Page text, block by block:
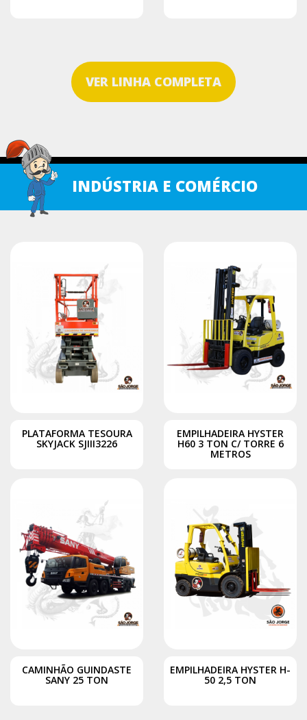
VER LINHA COMPLETA
INDÚSTRIA E COMÉRCIO
PLATAFORMA TESOURA
SKYJACK SJIII3226
EMPILHADEIRA HYSTER
H60 3 TON C/ TORRE 6
METROS
CAMINHÃO GUINDASTE
SANY 25 TON
EMPILHADEIRA HYSTER H-
50 2,5 TON